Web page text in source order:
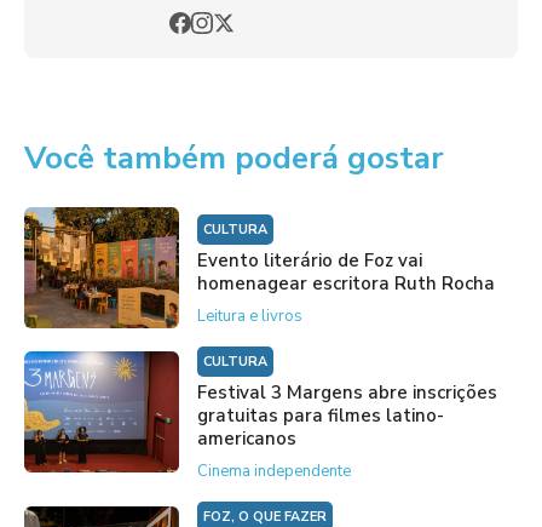
Você também poderá gostar
CULTURA
Evento literário de Foz vai
homenagear escritora Ruth Rocha
Leitura e livros
CULTURA
Festival 3 Margens abre inscrições
gratuitas para filmes latino-
americanos
Cinema independente
FOZ, O QUE FAZER